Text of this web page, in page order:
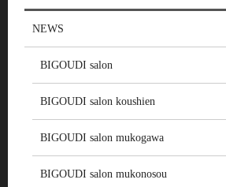
NEWS
BIGOUDI salon
BIGOUDI salon koushien
BIGOUDI salon mukogawa
BIGOUDI salon mukonosou